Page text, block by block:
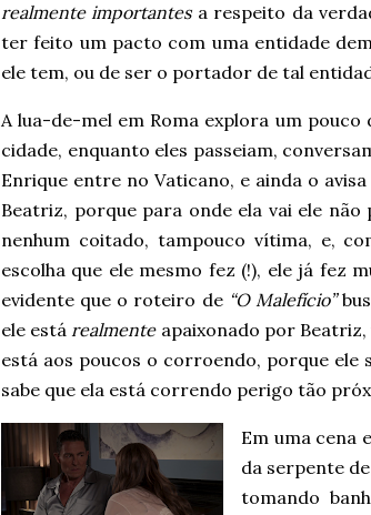
realmente importantesa respeito da
ter feito um pacto com uma entidade
ele tem, ou de ser o portador de tal
A lua-de-mel em Roma explora um
cidade, enquanto eles passeiam,
Enrique entre no Vaticano, e ainda o
Beatriz, porque para onde ela vai ele não
nenhum coitado, tampouco vítima, e,
escolha que ele mesmo fez (!), ele já fez
evidente que o roteiro de “O Malefício”
ele estárealmenteapaixonado por Beatriz,
está aos poucos o corroendo, porque ele
sabe que ela está correndo perigo tão
Em uma cena
da serpente
tomando